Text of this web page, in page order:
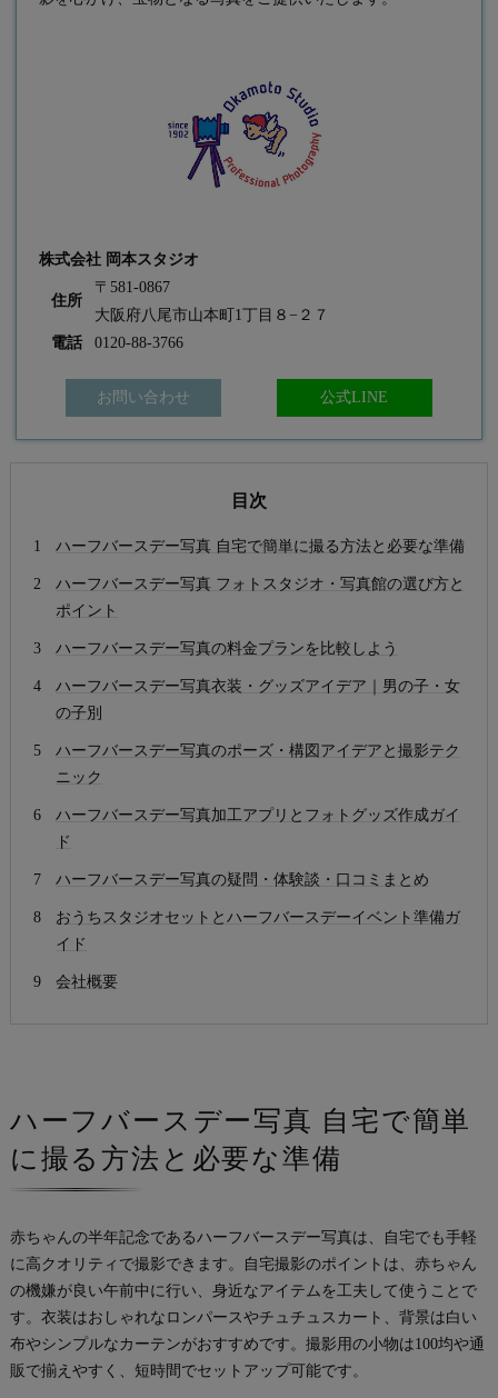
株式会社 岡本スタジオ
住所
〒581-0867
大阪府八尾市山本町1丁目８−２７
電話
0120-88-3766
お問い合わせ 公式LINE
目次
ハーフバースデー写真 自宅で簡単に撮る方法と必要な準備
ハーフバースデー写真 フォトスタジオ・写真館の選び方と
ポイント
ハーフバースデー写真の料金プランを比較しよう
ハーフバースデー写真衣装・グッズアイデア｜男の子・女
の子別
ハーフバースデー写真のポーズ・構図アイデアと撮影テク
ニック
ハーフバースデー写真加工アプリとフォトグッズ作成ガイ
ド
ハーフバースデー写真の疑問・体験談・口コミまとめ
おうちスタジオセットとハーフバースデーイベント準備ガ
イド
会社概要
ハーフバースデー写真 自宅で簡単
に撮る方法と必要な準備
赤ちゃんの半年記念であるハーフバースデー写真は、自宅でも手軽
に高クオリティで撮影できます。自宅撮影のポイントは、赤ちゃん
の機嫌が良い午前中に行い、身近なアイテムを工夫して使うことで
す。衣装はおしゃれなロンパースやチュチュスカート、背景は白い
布やシンプルなカーテンがおすすめです。撮影用の小物は100均や通
販で揃えやすく、短時間でセットアップ可能です。